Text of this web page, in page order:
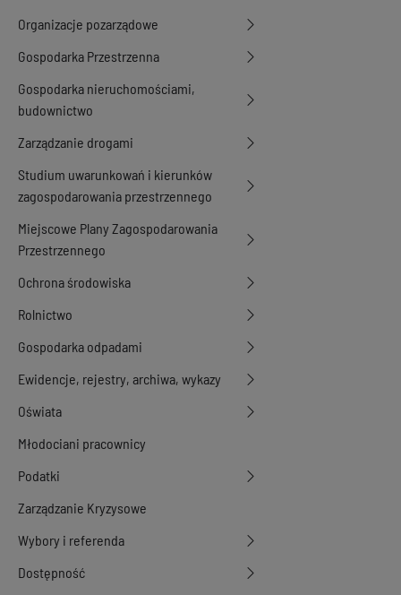
Organizacje pozarządowe
Gospodarka Przestrzenna
Gospodarka nieruchomościami,
budownictwo
Zarządzanie drogami
Studium uwarunkowań i kierunków
zagospodarowania przestrzennego
Miejscowe Plany Zagospodarowania
Przestrzennego
Ochrona środowiska
Rolnictwo
Gospodarka odpadami
Ewidencje, rejestry, archiwa, wykazy
Oświata
Młodociani pracownicy
Podatki
Zarządzanie Kryzysowe
Wybory i referenda
Dostępność